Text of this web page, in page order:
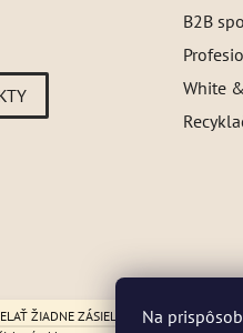
Na
ŽIADNE ZÁSIELKY. ☀️ Letná
B2B
White